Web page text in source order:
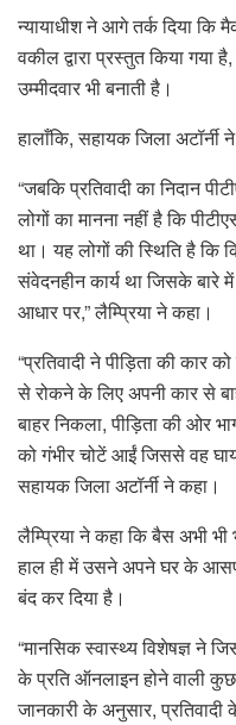
न्यायाधीश ने आगे तर्क दिया
वकील द्वारा प्रस्तुत किया गया
उम्मीदवार भी बनाती है।
हालाँकि, सहायक जिला
“जबकि प्रतिवादी का निदान
लोगों का मानना ​​​​नहीं है कि
था। यह लोगों की स्थिति है
संवेदनहीन कार्य था जिसके बारे
आधार पर,” लैम्प्रिया ने कहा।
“प्रतिवादी ने पीड़िता की कार
से रोकने के लिए अपनी कार से
बाहर निकला, पीड़िता की ओर
को गंभीर चोटें आईं जिससे वह
सहायक जिला अटॉर्नी ने कहा।
लैम्प्रिया ने कहा कि बैस अभी भी
हाल ही में उसने अपने घर के
बंद कर दिया है।
“मानसिक स्वास्थ्य विशेषज्ञ ने
के प्रति ऑनलाइन होने वाली कुछ
जानकारी के अनुसार,